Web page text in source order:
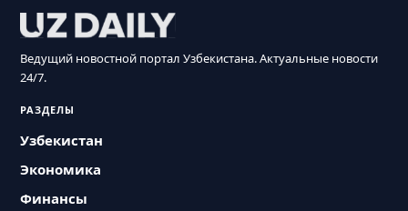
Ведущий новостной портал Узбекистана. Актуальные новости
24/7.
РАЗДЕЛЫ
Узбекистан
Экономика
Финансы